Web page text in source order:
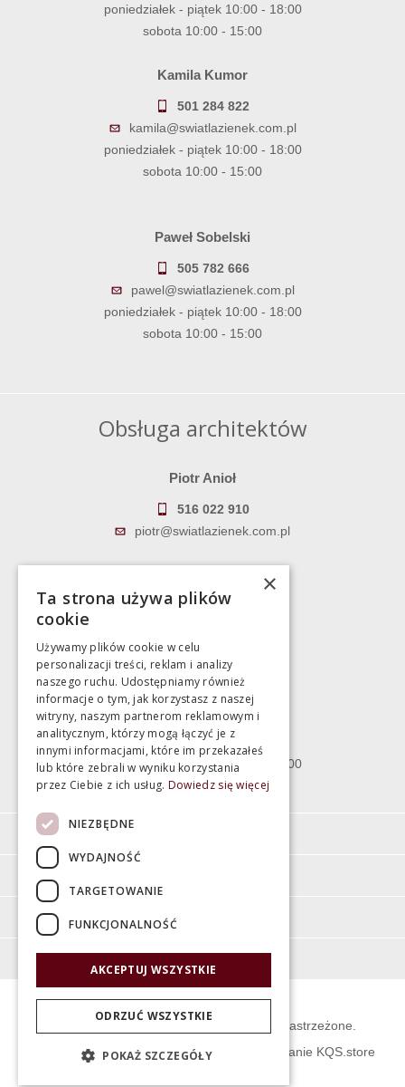
poniedziałek - piątek 10:00 - 18:00
sobota 10:00 - 15:00
Kamila Kumor
501 284 822
kamila@swiatlazienek.com.pl
poniedziałek - piątek 10:00 - 18:00
sobota 10:00 - 15:00
Paweł Sobelski
505 782 666
pawel@swiatlazienek.com.pl
poniedziałek - piątek 10:00 - 18:00
sobota 10:00 - 15:00
Obsługa architektów
Piotr Anioł
516 022 910
piotr@swiatlazienek.com.pl
783 043 083
Magazyn
Bartycka 24/26 Hala 100
00-716 Warszawa
poniedziałek - piątek 10:00 - 18:00
sobota 10:00 - 15:00
Moje konto
O firmie
© Świat Łazienek XXI w. Wszelkie prawa zastrzeżone.
Projekt graficzny KQSDesign: Oprogramowanie KQS.store
×
Ta strona używa plików
cookie
Używamy plików cookie w celu
personalizacji treści, reklam i analizy
naszego ruchu. Udostępniamy również
informacje o tym, jak korzystasz z naszej
witryny, naszym partnerom reklamowym i
analitycznym, którzy mogą łączyć je z
innymi informacjami, które im przekazałeś
lub które zebrali w wyniku korzystania
przez Ciebie z ich usług. Dowiedz się więcej
NIEZBĘDNE
WYDAJNOŚĆ
TARGETOWANIE
FUNKCJONALNOŚĆ
AKCEPTUJ WSZYSTKIE
ODRZUĆ WSZYSTKIE
POKAŻ SZCZEGÓŁY